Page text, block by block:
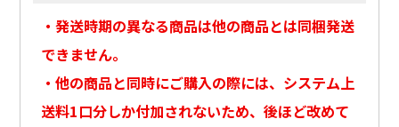
・発送時期の異なる商品は他の商品とは同梱発送
できません。
・他の商品と同時にご購入の際には、システム上
送料1口分しか付加されないため、後ほど改めて